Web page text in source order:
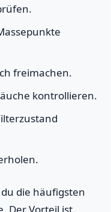
freimachen.
kontrollieren.
die häufigsten